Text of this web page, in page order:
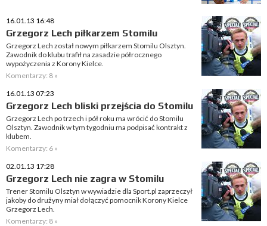
16.01.13 16:48
Grzegorz Lech piłkarzem Stomilu
Grzegorz Lech został nowym piłkarzem Stomilu Olsztyn.
Zawodnik do klubu trafił na zasadzie półrocznego
wypożyczenia z Korony Kielce.
Komentarzy: 8 »
16.01.13 07:23
Grzegorz Lech bliski przejścia do Stomilu
Grzegorz Lech po trzech i pół roku ma wrócić do Stomilu
Olsztyn. Zawodnik w tym tygodniu ma podpisać kontrakt z
klubem.
Komentarzy: 6 »
02.01.13 17:28
Grzegorz Lech nie zagra w Stomilu
Trener Stomilu Olsztyn w wywiadzie dla Sport.pl zaprzeczył
jakoby do drużyny miał dołączyć pomocnik Korony Kielce
Grzegorz Lech.
Komentarzy: 8 »